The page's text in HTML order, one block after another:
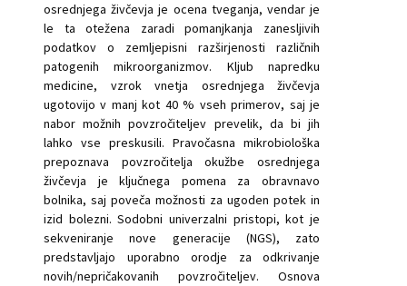
osrednjega živčevja je ocena tveganja, vendar je
le ta otežena zaradi pomanjkanja zanesljivih
podatkov o zemljepisni razširjenosti različnih
patogenih mikroorganizmov. Kljub napredku
medicine, vzrok vnetja osrednjega živčevja
ugotovijo v manj kot 40 % vseh primerov, saj je
nabor možnih povzročiteljev prevelik, da bi jih
lahko vse preskusili. Pravočasna mikrobiološka
prepoznava povzročitelja okužbe osrednjega
živčevja je ključnega pomena za obravnavo
bolnika, saj poveča možnosti za ugoden potek in
izid bolezni. Sodobni univerzalni pristopi, kot je
sekveniranje nove generacije (NGS), zato
predstavljajo uporabno orodje za odkrivanje
novih/nepričakovanih povzročiteljev. Osnova